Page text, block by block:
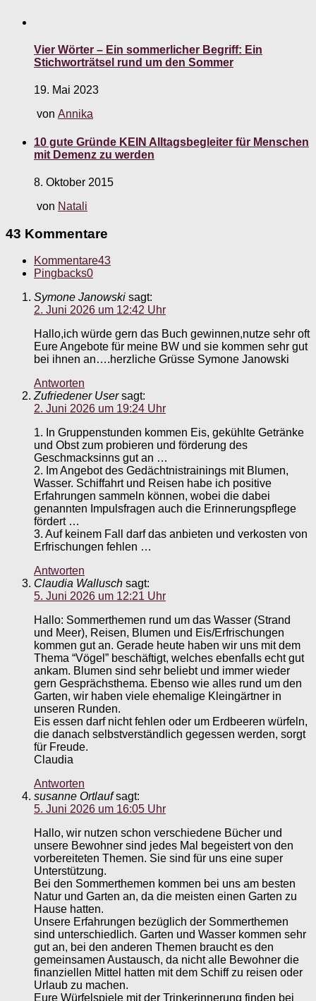
Vier Wörter – Ein sommerlicher Begriff: Ein
Stichworträtsel rund um den Sommer
19. Mai 2023
von Annika
10 gute Gründe KEIN Alltagsbegleiter für Menschen
mit Demenz zu werden
8. Oktober 2015
von Natali
43 Kommentare
Kommentare43
Pingbacks0
Symone Janowski sagt:
2. Juni 2026 um 12:42 Uhr
Hallo,ich würde gern das Buch gewinnen,nutze sehr oft
Eure Angebote für meine BW und sie kommen sehr gut
bei ihnen an….herzliche Grüsse Symone Janowski
Antworten
Zufriedener User sagt:
2. Juni 2026 um 19:24 Uhr
1. In Gruppenstunden kommen Eis, gekühlte Getränke
und Obst zum probieren und förderung des
Geschmacksinns gut an …
2. Im Angebot des Gedächtnistrainings mit Blumen,
Wasser. Schiffahrt und Reisen habe ich positive
Erfahrungen sammeln können, wobei die dabei
genannten Impulsfragen auch die Erinnerungspflege
fördert …
3. Auf keinem Fall darf das anbieten und verkosten von
Erfrischungen fehlen …
Antworten
Claudia Wallusch sagt:
5. Juni 2026 um 12:21 Uhr
Hallo: Sommerthemen rund um das Wasser (Strand
und Meer), Reisen, Blumen und Eis/Erfrischungen
kommen gut an. Gerade heute haben wir uns mit dem
Thema “Vögel” beschäftigt, welches ebenfalls echt gut
ankam. Blumen sind sehr beliebt und immer wieder
gern Gesprächsthema. Ebenso wie alles rund um den
Garten, wir haben viele ehemalige Kleingärtner in
unseren Runden.
Eis essen darf nicht fehlen oder um Erdbeeren würfeln,
die danach selbstverständlich gegessen werden, sorgt
für Freude.
Claudia
Antworten
susanne Ortlauf sagt:
5. Juni 2026 um 16:05 Uhr
Hallo, wir nutzen schon verschiedene Bücher und
unsere Bewohner sind jedes Mal begeistert von den
vorbereiteten Themen. Sie sind für uns eine super
Unterstützung.
Bei den Sommerthemen kommen bei uns am besten
Natur und Garten an, da die meisten einen Garten zu
Hause hatten.
Unsere Erfahrungen bezüglich der Sommerthemen
sind unterschiedlich. Garten und Wasser kommen sehr
gut an, bei den anderen Themen braucht es den
gemeinsamen Austausch, da nicht alle Bewohner die
finanziellen Mittel hatten mit dem Schiff zu reisen oder
Urlaub zu machen.
Eure Würfelspiele mit der Trinkerinnerung finden bei